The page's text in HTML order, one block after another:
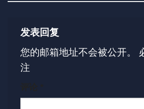
发表回复
您的邮箱地址不会被公开。
注